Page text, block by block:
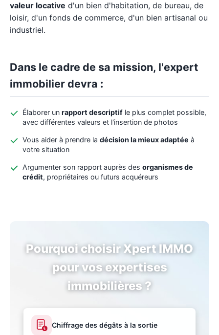
valeur locative d'un bien d'habitation, de bureau, de
loisir, d'un fonds de commerce, d'un bien artisanal ou
industriel.
Dans le cadre de sa mission, l'expert
immobilier devra :
Élaborer un rapport descriptif le plus complet possible,
avec différentes valeurs et l'insertion de photos
Vous aider à prendre la décision la mieux adaptée à
votre situation
Argumenter son rapport auprès des organismes de
crédit, propriétaires ou futurs acquéreurs
Pourquoi choisir Xpert IMMO
pour vos expertises
immobilières ?
€ Chiffrage des dégâts à la sortie